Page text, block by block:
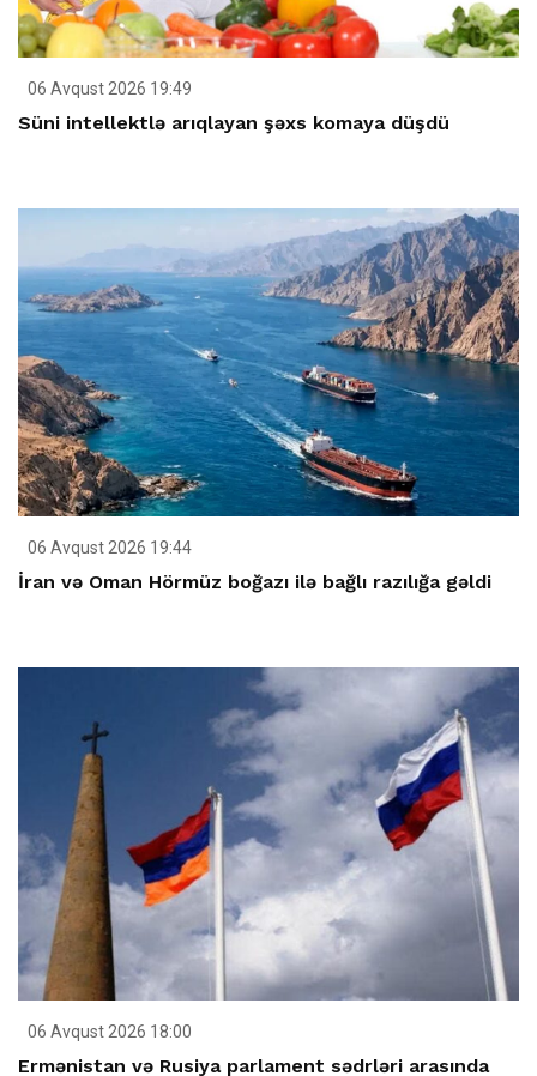
06 Avqust 2026 19:49
Süni intellektlə arıqlayan şəxs komaya düşdü
06 Avqust 2026 19:44
İran və Oman Hörmüz boğazı ilə bağlı razılığa gəldi
06 Avqust 2026 18:00
Ermənistan və Rusiya parlament sədrləri arasında